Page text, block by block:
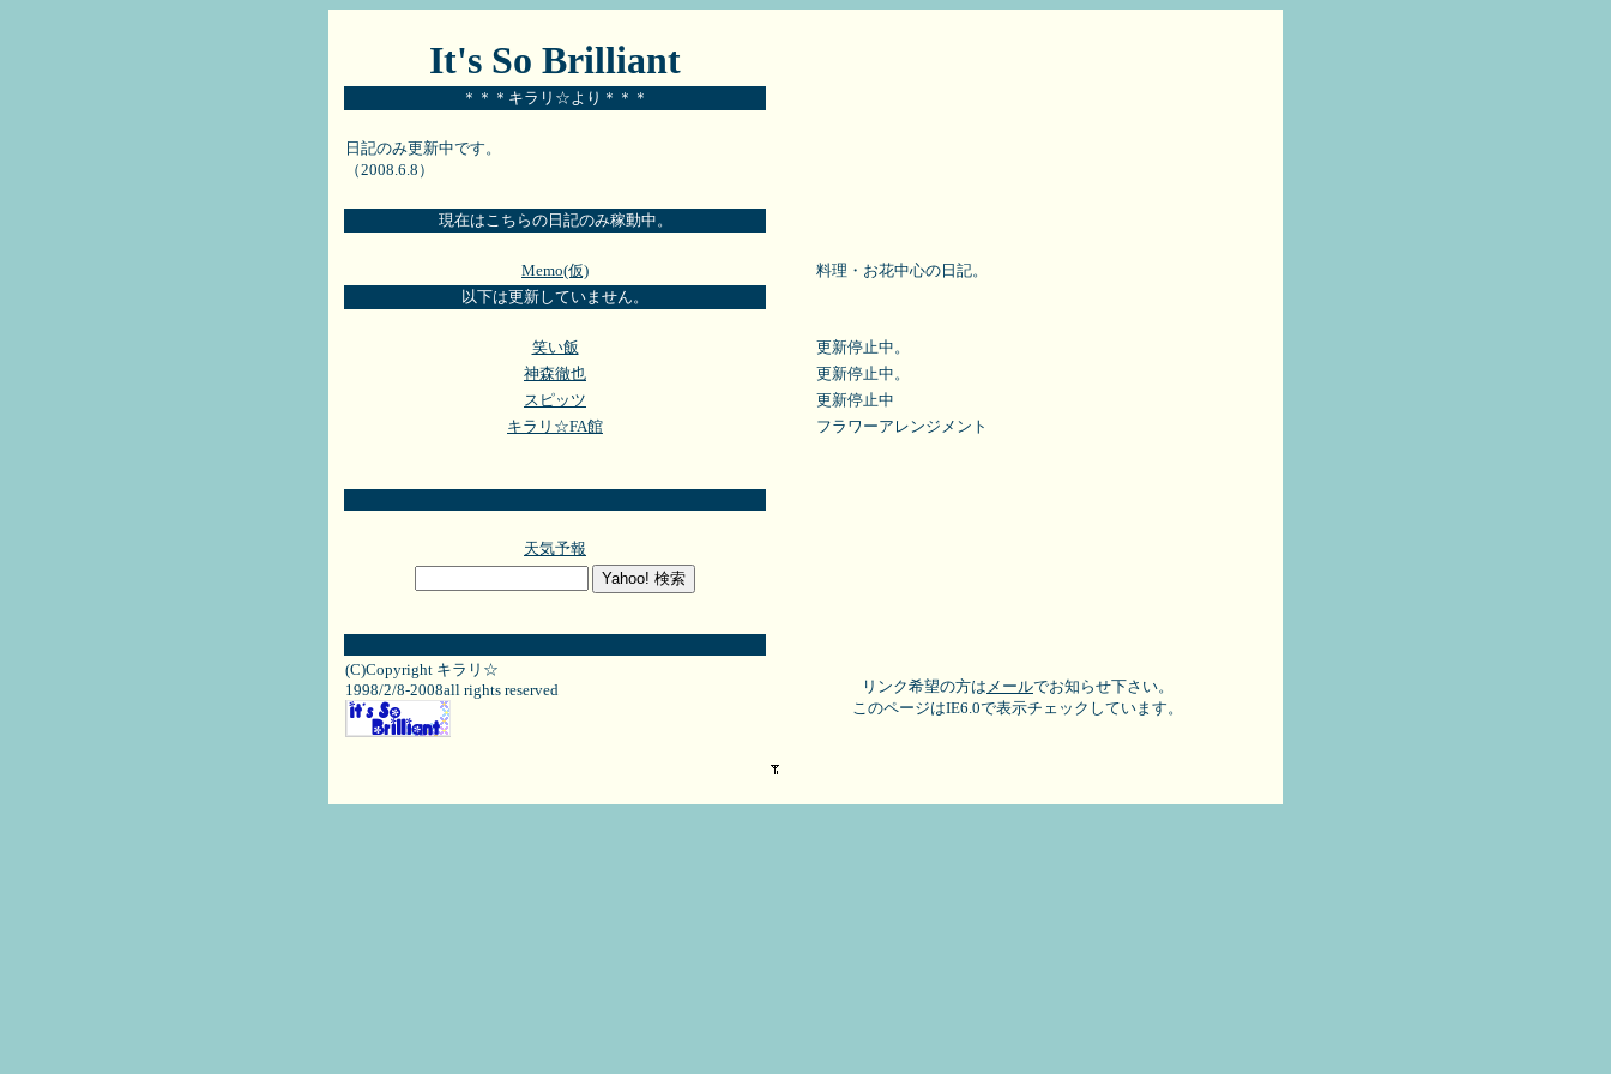
It's So Brilliant
＊＊＊キラリ☆より＊＊＊
日記のみ更新中です。
（2008.6.8）
現在はこちらの日記のみ稼動中。
Memo(仮)
料理・お花中心の日記。
以下は更新していません。
笑い飯
更新停止中。
神森徹也
更新停止中。
スピッツ
更新停止中
キラリ☆FA館
フラワーアレンジメント
天気予報
(C)Copyright キラリ☆
1998/2/8-2008all rights reserved
リンク希望の方は メールでお知らせ下さい。
このページはIE6.0で表示チェックしています。